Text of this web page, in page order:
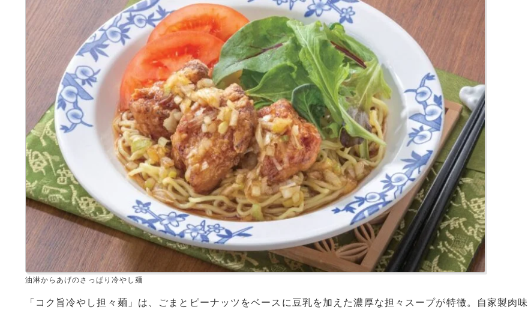
油淋からあげのさっぱり冷やし麺
「コク旨冷やし担々麺」は、ごまとピーナッツをベースに豆乳を加えた濃厚な担々スープが特徴。自家製肉味